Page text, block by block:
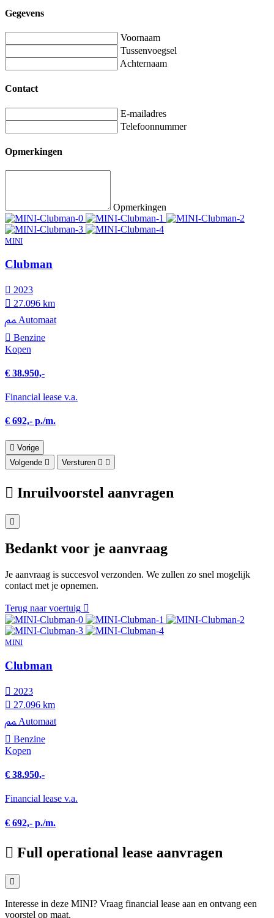
Gegevens
Voornaam
Tussenvoegsel
Achternaam
Contact
E-mailadres
Telefoonnummer
Opmerkingen
Opmerkingen
MINI
Clubman
2023
27.096 km
Automaat
Benzine
Kopen
€ 38.950,-
Financial lease v.a.
€ 692,- p./m.
Vorige
Volgende
Versturen
Inruilvoorstel aanvragen
Bedankt voor je aanvraag
Je aanvraag is succesvol verzonden. We zullen zo snel mogelijk
contact met je opnemen.
Terug naar voertuig
MINI
Clubman
2023
27.096 km
Automaat
Benzine
Kopen
€ 38.950,-
Financial lease v.a.
€ 692,- p./m.
Full operational lease aanvragen
Interesse in deze MINI? Vraag financial lease aan en ontvang een
voorstel op maat.